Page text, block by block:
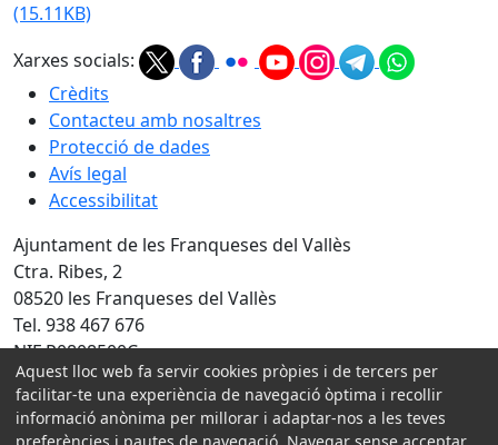
(15.11KB)
Xarxes socials:
Crèdits
Contacteu amb nosaltres
Protecció de dades
Avís legal
Accessibilitat
Ajuntament de les Franqueses del Vallès
Ctra. Ribes, 2
08520 les Franqueses del Vallès
Tel. 938 467 676
NIF P0808500C
Amb la col·laboració de:
Aquest lloc web fa servir cookies pròpies i de tercers per
facilitar-te una experiència de navegació òptima i recollir
informació anònima per millorar i adaptar-nos a les teves